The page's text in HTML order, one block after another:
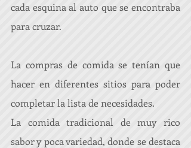
cada esquina al auto que se encontraba
para cruzar.
La compras de comida se tenían que
hacer en diferentes sitios para poder
completar la lista de necesidades.
La comida tradicional de muy rico
sabor y poca variedad, donde se destaca